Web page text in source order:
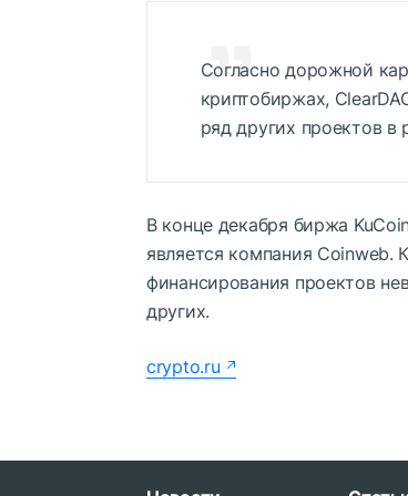
Согласно дорожной
криптобиржах,
ряд других проектов в
В конце декабря биржа
является компания Coinweb.
финансирования проектов
других.
crypto.ru